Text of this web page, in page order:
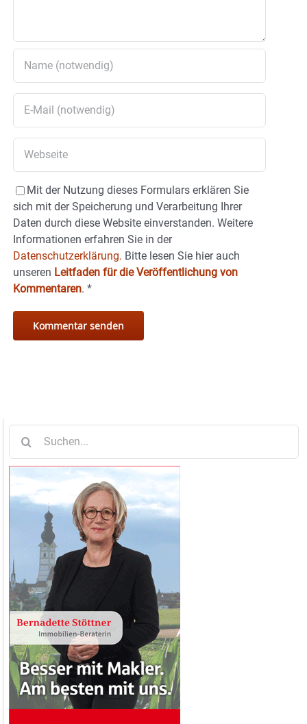
Mit der Nutzung dieses Formulars erklären Sie
sich mit der Speicherung und Verarbeitung Ihrer
Daten durch diese Website einverstanden. Weitere
Informationen erfahren Sie in der
Datenschutzerklärung. Bitte lesen Sie hier auch
unseren Leitfaden für die Veröffentlichung von
Kommentaren. *
nach: